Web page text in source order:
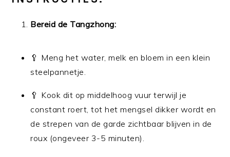
Bereid de Tangzhong:
🥄 Meng het water, melk en bloem in een klein
steelpannetje.
🥄 Kook dit op middelhoog vuur terwijl je
constant roert, tot het mengsel dikker wordt en
de strepen van de garde zichtbaar blijven in de
roux (ongeveer 3-5 minuten).